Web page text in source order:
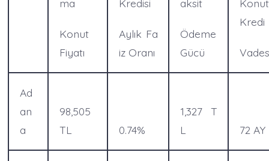
ma
Konut
Fiyatı
Kredisi
Aylık Fa
iz Oranı
aksit
Ödeme
Gücü
Konut
Kredi
Ad
an
a
98,505
TL
0.74%
1,327 T
L
72 AY